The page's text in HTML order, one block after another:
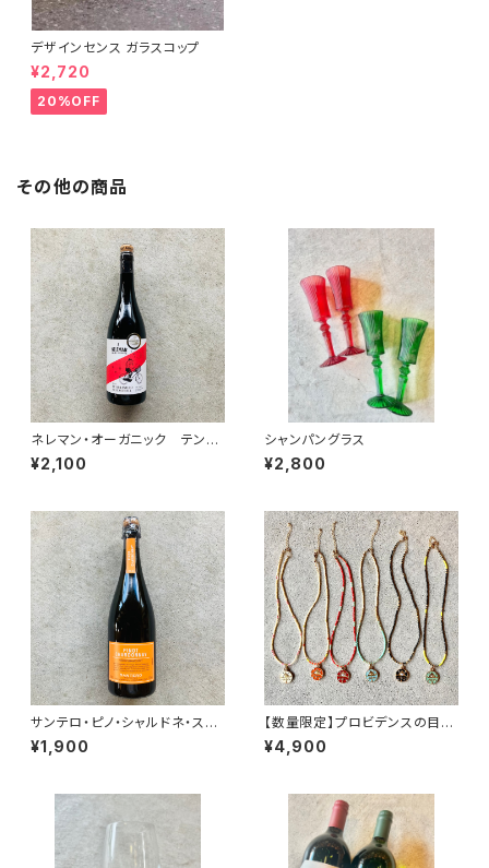
デザインセンス ガラスコップ
¥2,720
20%OFF
その他の商品
ネレマン・オーガニック テンプ
ラニーリョ・モナストレル
¥2,100
シャンパングラス
¥2,800
サンテロ・ピノ・シャルドネ・スプ
マンテ
¥1,900
【数量限定】プロビデンスの目
ビーズネックレス☆
¥4,900